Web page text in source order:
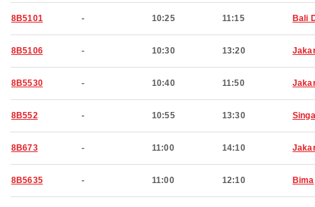
8B5101 - 10:25 11:15 Bali
8B5106 - 10:30 13:20
8B5530 - 10:40 11:50
8B552 - 10:55 13:30
8B673 - 11:00 14:10
8B5635 - 11:00 12:10 Bima